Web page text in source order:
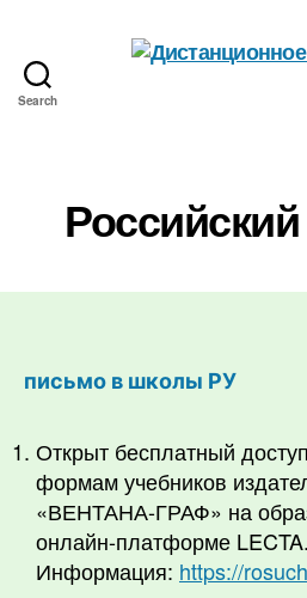
Search
письмо в школы РУ
Открыт бесплатный
формам учебников
«ВЕНТАНА-ГРАФ» на
онлайн-платформе LECTA.
Информация: https://